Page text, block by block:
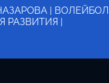
| ВОЛЕЙБОЛ
РАЗВИТИЯ |